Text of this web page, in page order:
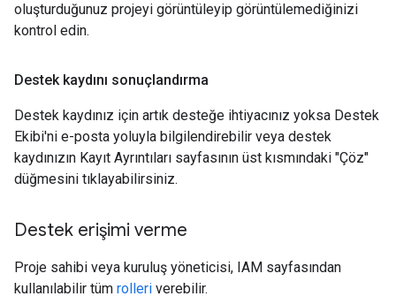
oluşturduğunuz projeyi görüntüleyip görüntülemediğinizi
kontrol edin.
Destek kaydını sonuçlandırma
Destek kaydınız için artık desteğe ihtiyacınız yoksa Destek
Ekibi'ni e-posta yoluyla bilgilendirebilir veya destek
kaydınızın Kayıt Ayrıntıları sayfasının üst kısmındaki "Çöz"
düğmesini tıklayabilirsiniz.
Destek erişimi verme
Proje sahibi veya kuruluş yöneticisi, IAM sayfasından
kullanılabilir tüm rolleri verebilir.